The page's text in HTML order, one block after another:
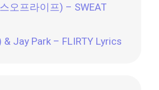
오프라이프) – SWEAT
& Jay Park – FLIRTY Lyrics